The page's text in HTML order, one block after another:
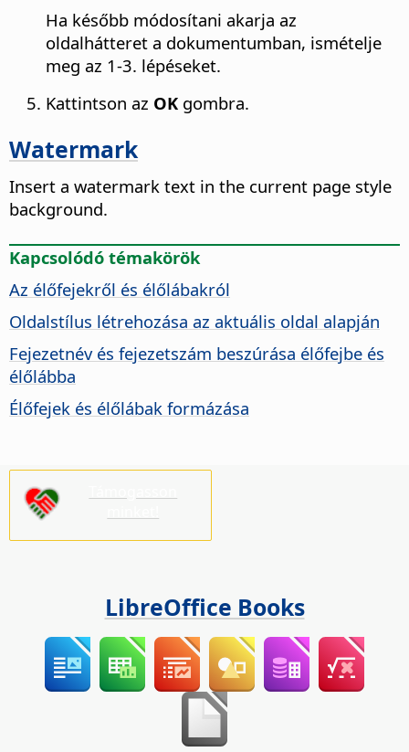
Ha később módosítani akarja az
oldalhátteret a dokumentumban, ismételje
meg az 1-3. lépéseket.
Kattintson az OK gombra.
Watermark
Insert a watermark text in the current page style
background.
Kapcsolódó témakörök
Az élőfejekről és élőlábakról
Oldalstílus létrehozása az aktuális oldal alapján
Fejezetnév és fejezetszám beszúrása élőfejbe és
élőlábba
Élőfejek és élőlábak formázása
LibreOffice Books